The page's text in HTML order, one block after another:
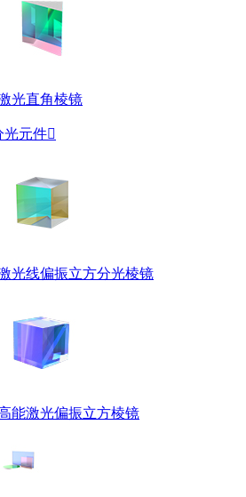
光直角棱镜
光元件
光线偏振立方分光棱镜
能激光偏振立方棱镜